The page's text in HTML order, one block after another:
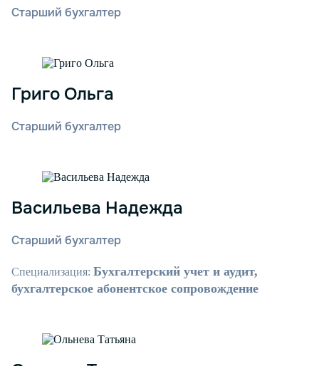
Старший бухгалтер
Григо Ольга
Старший бухгалтер
Васильева Надежда
Старший бухгалтер
Специализация: Бухгалтерский учет и аудит,
бухгалтерское абонентское сопровождение